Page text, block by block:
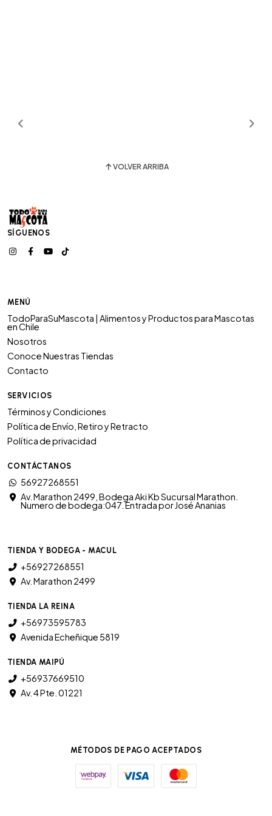
VOLVER ARRIBA
SÍGUENOS
MENÚ
TodoParaSuMascota | Alimentos y Productos para Mascotas
en Chile
Nosotros
Conoce Nuestras Tiendas
Contacto
SERVICIOS
Términos y Condiciones
Política de Envío, Retiro y Retracto
Política de privacidad
CONTÁCTANOS
56927268551
Av. Marathon 2499, Bodega Aki Kb Sucursal Marathon.
Numero de bodega:047. Entrada por José Ananias
TIENDA Y BODEGA - MACUL
+56927268551
Av. Marathon 2499
TIENDA LA REINA
+56973595783
Avenida Echeñique 5819
TIENDA MAIPÚ
+56937669510
Av. 4 Pte. 01221
MÉTODOS DE PAGO ACEPTADOS